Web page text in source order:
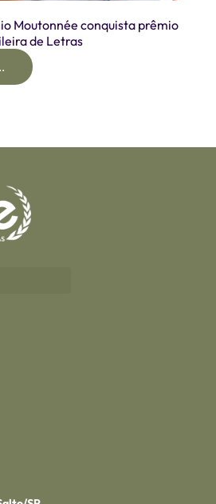
Moutonnée conquista prêmio
de Letras